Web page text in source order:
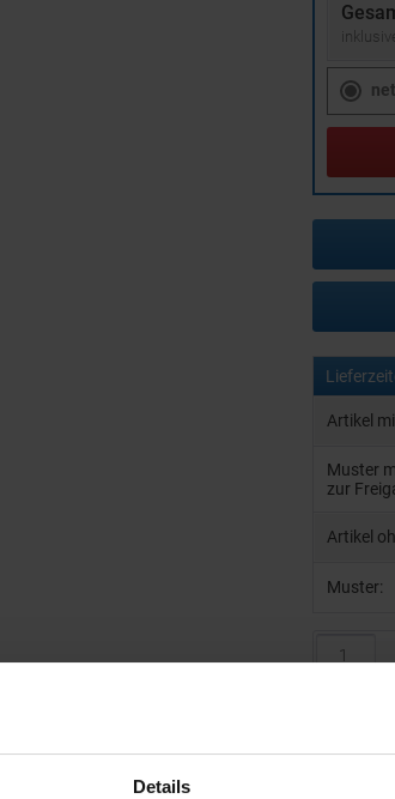
Details
Artikel
Muster
zur
Artikel
Muster: